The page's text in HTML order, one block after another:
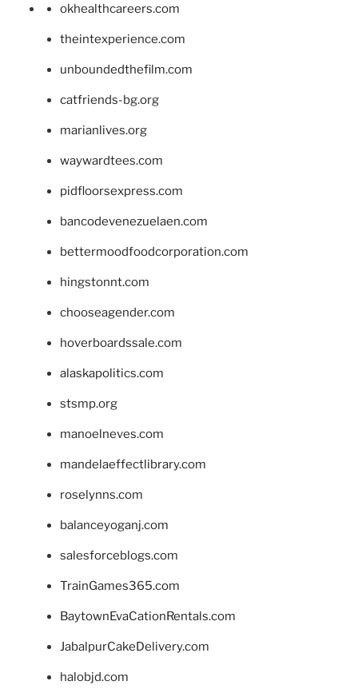
okhealthcareers.com
theintexperience.com
unboundedthefilm.com
catfriends-bg.org
marianlives.org
waywardtees.com
pidfloorsexpress.com
bancodevenezuelaen.com
bettermoodfoodcorporation.com
hingstonnt.com
chooseagender.com
hoverboardssale.com
alaskapolitics.com
stsmp.org
manoelneves.com
mandelaeffectlibrary.com
roselynns.com
balanceyoganj.com
salesforceblogs.com
TrainGames365.com
BaytownEvaCationRentals.com
JabalpurCakeDelivery.com
halobjd.com